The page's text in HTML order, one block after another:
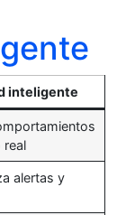
inteligente
real
alertas y